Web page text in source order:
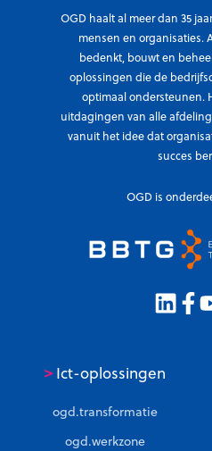
OGD haalt al meer dan 35
mensen en organisaties.
bedenkt, bouwt en
oplossingen die de
optimaal ondersteunen.
uitdagingen van alle
vanuit het idee dat
succes
OGD is
>Ict-oplossingen
ogd.transformatie
ogd.werkzone